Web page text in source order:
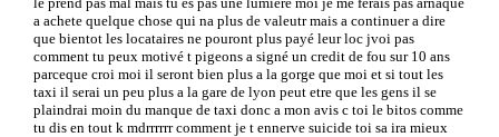
a achete quelque chose qui na plus de valeutr mais a continuer a dire
que bientot les locataires ne pouront plus payé leur loc jvoi pas
comment tu peux motivé t pigeons a signé un credit de fou sur 10 ans
parceque croi moi il seront bien plus a la gorge que moi et si tout les
taxi il serai un peu plus a la gare de lyon peut etre que les gens il se
plaindrai moin du manque de taxi donc a mon avis c toi le bitos comme
tu dis en tout k mdrrrrrr comment je t ennerve suicide toi sa ira mieux